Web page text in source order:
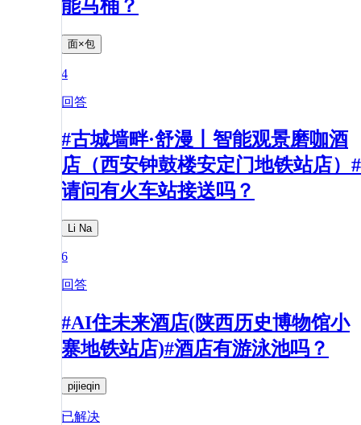
能马桶？
面×包
4
回答
#古城墙畔·舒漫丨智能观景磨咖酒
店（西安钟鼓楼安定门地铁站店）#
请问有火车站接送吗？
Li Na
6
回答
#AI住未来酒店(陕西历史博物馆小
寨地铁站店)#酒店有游泳池吗？
pijieqin
已解决